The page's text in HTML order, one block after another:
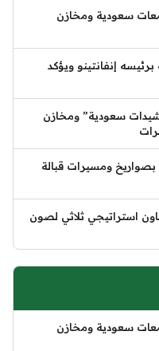
سعودية ومخازن
إنفانتينو ويؤكد
سعودية” ومخازن
بصواريخ ومسيرات قبالة
استراتيجي ثلاثي لصون
سعودية ومخازن